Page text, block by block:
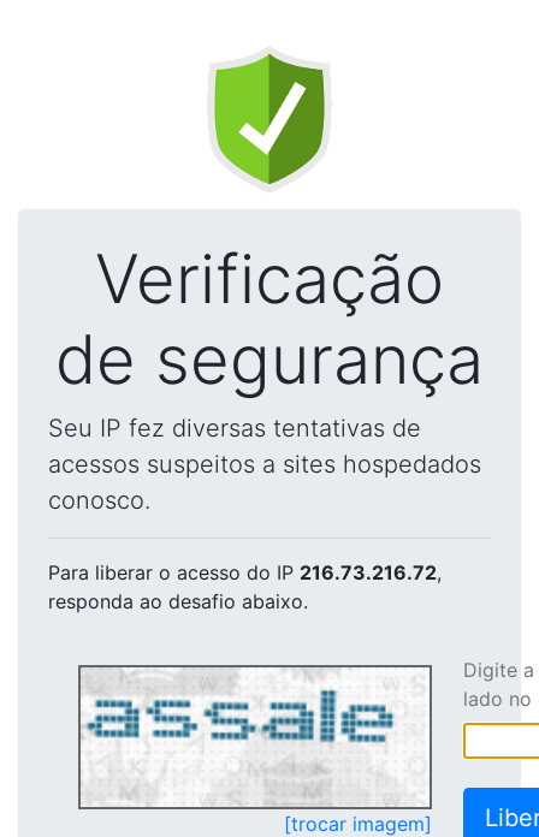
Verificação
de segurança
Seu IP fez diversas tentativas de
acessos suspeitos a sites hospedados
conosco.
Para liberar o acesso do IP 216.73.216.72,
responda ao desafio abaixo.
[trocar imagem]
Digite
lado no